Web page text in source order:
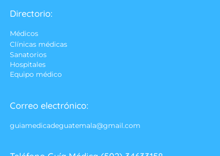
Directorio:
Médicos
Clínicas médicas
Sanatorios
Hospitales
Equipo médico
Correo electrónico:
guiamedicadeguatemala@gmail.com